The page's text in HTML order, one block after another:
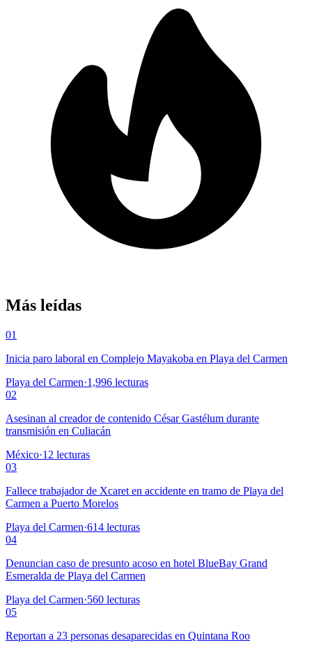
Más leídas
01
Inicia paro laboral en Complejo Mayakoba en Playa del Carmen
Playa del Carmen·1,996 lecturas
02
Asesinan al creador de contenido César Gastélum durante
transmisión en Culiacán
México·12 lecturas
03
Fallece trabajador de Xcaret en accidente en tramo de Playa del
Carmen a Puerto Morelos
Playa del Carmen·614 lecturas
04
Denuncian caso de presunto acoso en hotel BlueBay Grand
Esmeralda de Playa del Carmen
Playa del Carmen·560 lecturas
05
Reportan a 23 personas desaparecidas en Quintana Roo